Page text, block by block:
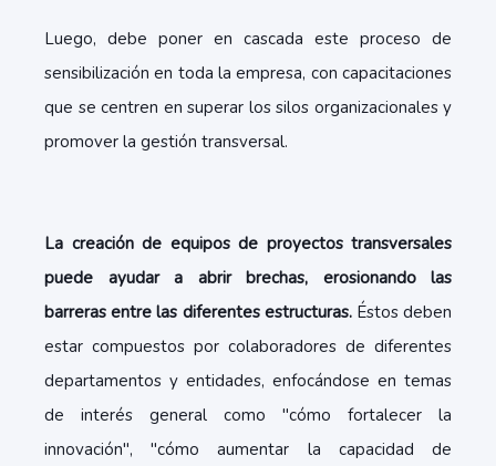
Luego, debe poner en cascada este proceso de
sensibilización en toda la empresa, con capacitaciones
que se centren en superar los silos organizacionales y
promover la gestión transversal.
La creación de equipos de proyectos transversales
puede ayudar a abrir brechas, erosionando las
barreras entre las diferentes estructuras.Éstos deben
estar compuestos por colaboradores de diferentes
departamentos y entidades, enfocándose en temas
de interés general como "cómo fortalecer la
innovación", "cómo aumentar la capacidad de